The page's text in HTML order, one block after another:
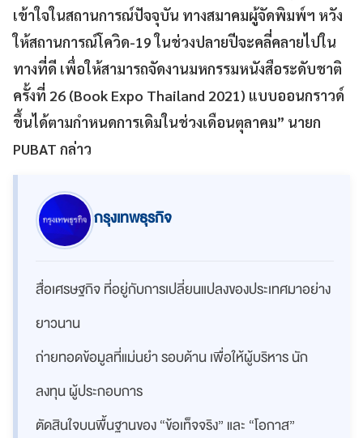
เข้าใจในสถานการณ์ปัจจุบัน ทางสมาคมผู้จัดพิมพ์ฯ หวัง
ให้สถานการณ์โควิด-19 ในช่วงปลายปีจะคลี่คลายไปใน
ทางที่ดี เพื่อให้สามารถจัดงานมหกรรมหนังสือระดับชาติ
ครั้งที่ 26 (Book Expo Thailand 2021) แบบออนกราวด์
ขึ้นได้ตามกำหนดการเดิมในช่วงเดือนตุลาคม” นายก
PUBAT กล่าว
กรุงเทพธุรกิจ
สื่อเศรษฐกิจ ที่อยู่กับการเปลี่ยนแปลงของประเทศมาอย่าง
ยาวนาน
ถ่ายทอดข้อมูลที่แม่นยำ รอบด้าน เพื่อให้ผู้บริหาร นัก
ลงทุน ผู้ประกอบการ
ตัดสินใจบนพื้นฐานของ “ข้อเท็จจริง” และ “โอกาส”